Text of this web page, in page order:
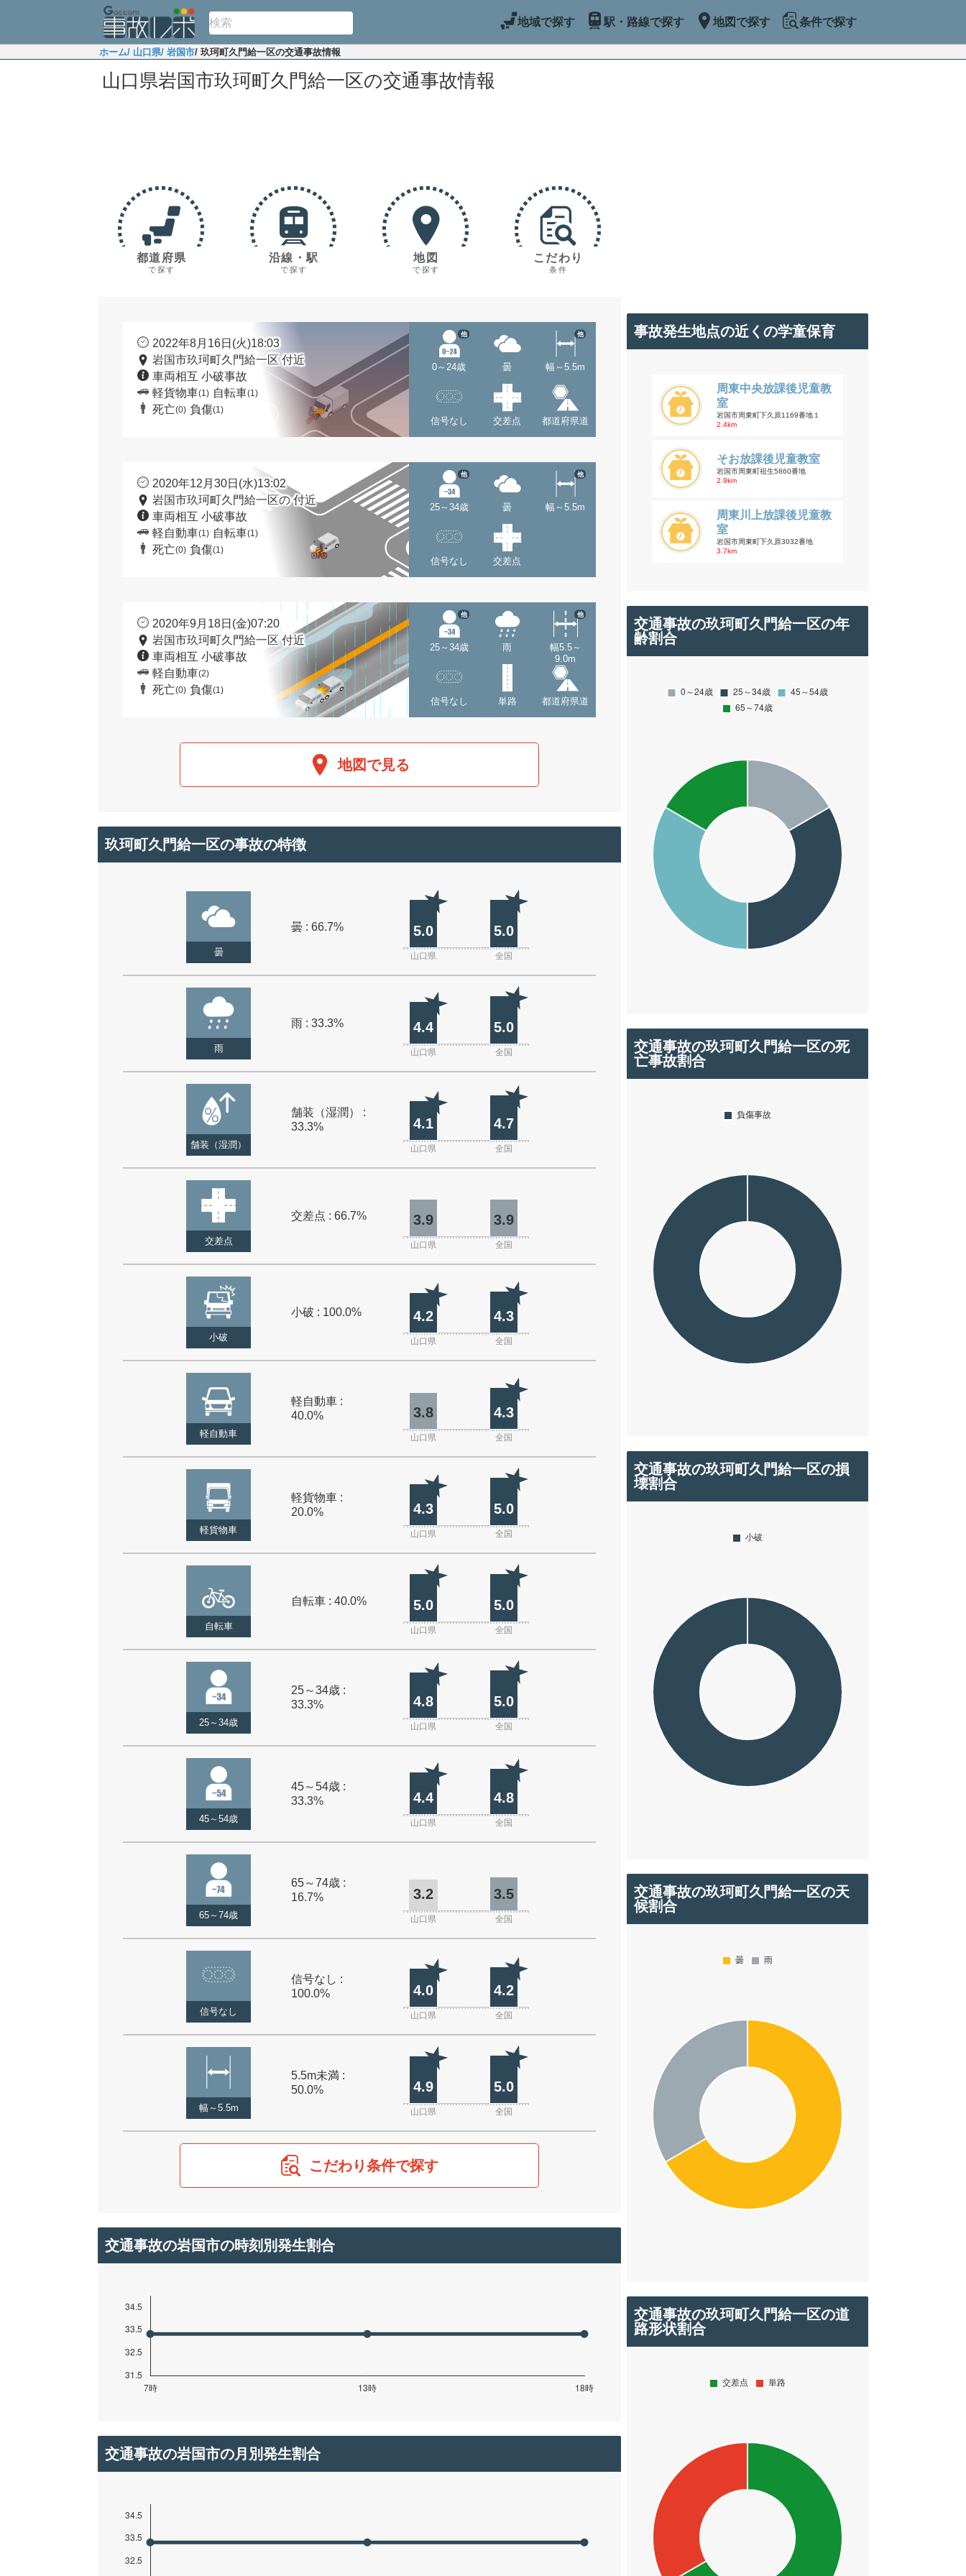
地域で探す 駅・路線で探す 地図で探す 条件で探す
ホーム/ 山口県/ 岩国市/ 玖珂町久門給一区の交通事故情報
山口県岩国市玖珂町久門給一区の交通事故情報
都道府県
で探す
沿線・駅
で探す
地図
で探す
こだわり
条件
2022年8月16日(火)18:03
岩国市玖珂町久門給一区 付近
車両相互 小破事故
軽貨物車(1) 自転車(1)
死亡(0) 負傷(1)
0～24歳
他
曇 幅～5.5m
他
信号なし 交差点 都道府県道
2020年12月30日(水)13:02
岩国市玖珂町久門給一区の 付近
車両相互 小破事故
軽自動車(1) 自転車(1)
死亡(0) 負傷(1)
25～34歳
他
曇 幅～5.5m
他
信号なし 交差点
2020年9月18日(金)07:20
岩国市玖珂町久門給一区 付近
車両相互 小破事故
軽自動車(2)
死亡(0) 負傷(1)
25～34歳
他
雨
幅5.5～
9.0m
他
信号なし 単路 都道府県道
地図で見る
玖珂町久門給一区の事故の特徴
曇
曇 : 66.7% 5.0 5.0
山口県 全国
雨
雨 : 33.3% 4.4 5.0
山口県 全国
舗装（湿潤）
舗装（湿潤） :
33.3%
4.1 4.7
山口県 全国
交差点
交差点 : 66.7% 3.9 3.9
山口県 全国
小破
小破 : 100.0% 4.2 4.3
山口県 全国
軽自動車
軽自動車 :
40.0%
3.8 4.3
山口県 全国
軽貨物車
軽貨物車 :
20.0%
4.3 5.0
山口県 全国
自転車
自転車 : 40.0% 5.0 5.0
山口県 全国
25～34歳
25～34歳 :
33.3%
4.8 5.0
山口県 全国
45～54歳
45～54歳 :
33.3%
4.4 4.8
山口県 全国
65～74歳
65～74歳 :
16.7%
3.2 3.5
山口県 全国
信号なし
信号なし :
100.0%
4.0 4.2
山口県 全国
幅～5.5m
5.5m未満 :
50.0%
4.9 5.0
山口県 全国
こだわり条件で探す
交通事故の岩国市の時刻別発生割合
交通事故の岩国市の月別発生割合
事故発生地点の近くの学童保育
周東中央放課後児童教
室
岩国市周東町下久原1169番地１
2.4km
そお放課後児童教室
岩国市周東町祖生5860番地
2.9km
周東川上放課後児童教
室
岩国市周東町下久原3032番地
3.7km
交通事故の玖珂町久門給一区の年
齢割合
交通事故の玖珂町久門給一区の死
亡事故割合
交通事故の玖珂町久門給一区の損
壊割合
交通事故の玖珂町久門給一区の天
候割合
交通事故の玖珂町久門給一区の道
路形状割合